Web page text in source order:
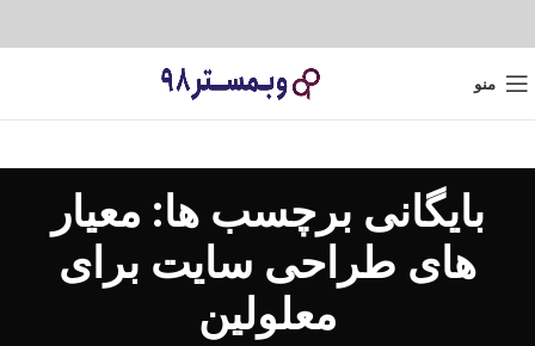
منو
بایگانی برچسب ها: معیار
های طراحی سایت برای
معلولین